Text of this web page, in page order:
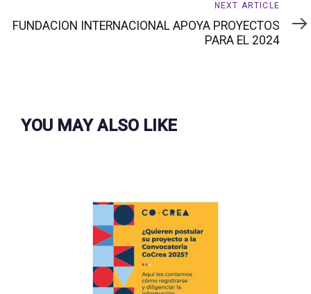
Article
NEXT ARTICLE
FUNDACION INTERNACIONAL APOYA PROYECTOS
PARA EL 2024
YOU MAY ALSO LIKE